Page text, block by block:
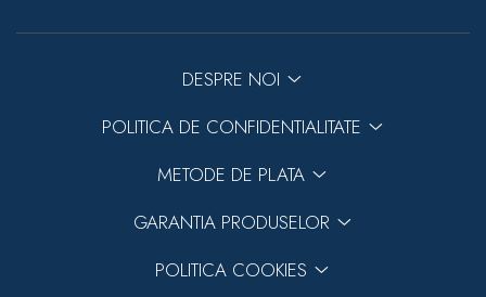
DESPRE NOI
POLITICA DE CONFIDENTIALITATE
METODE DE PLATA
GARANTIA PRODUSELOR
POLITICA COOKIES